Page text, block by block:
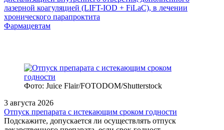
лазерной коагуляцией (LIFT-IOD + FiLaC), в лечении
хронического парапроктита
Фармацевтам
Фото: Juice Flair/FOTODOM/Shutterstoсk
3 августа 2026
Отпуск препарата с истекающим сроком годности
Подскажите, допускается ли осуществлять отпуск